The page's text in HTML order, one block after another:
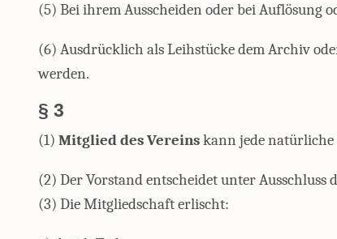
(5) Bei ihrem Ausscheiden oder bei Auflösung
(6) Ausdrücklich als Leihstücke dem Archiv
werden.
§ 3
(1) Mitglied des Vereinskann jede natürliche
(2) Der Vorstand entscheidet unter Ausschluss
(3) Die Mitgliedschaft erlischt: